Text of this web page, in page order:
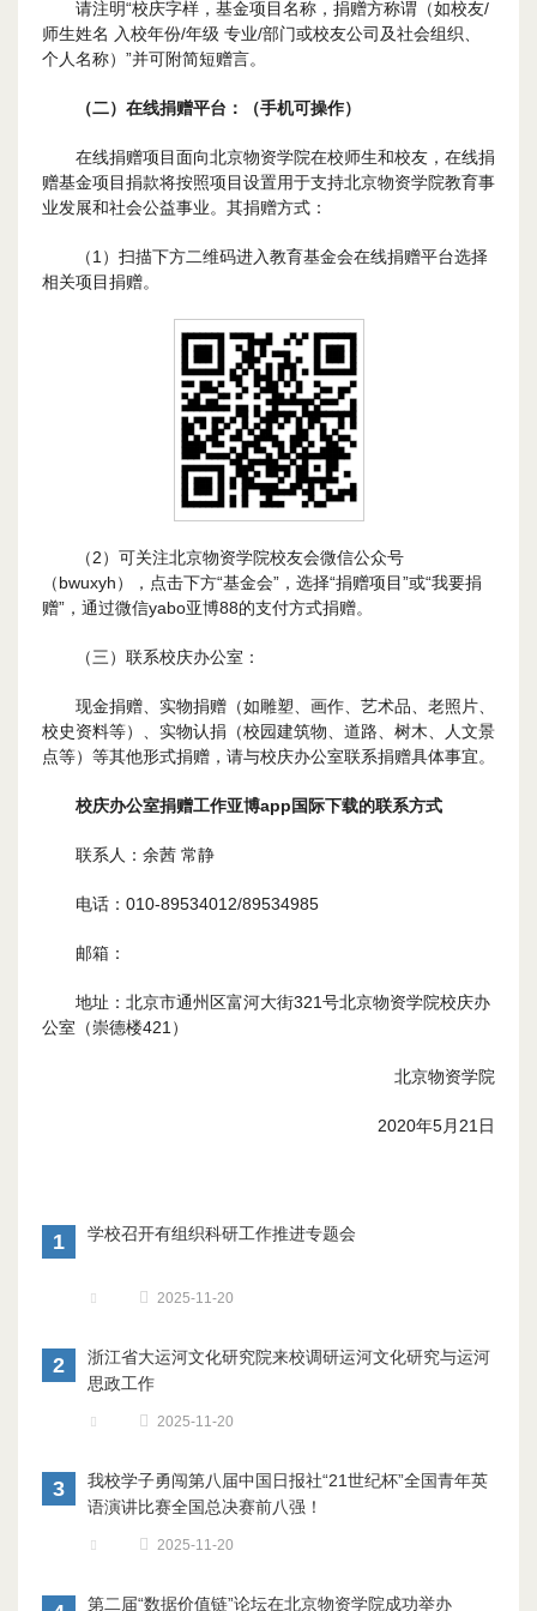
请注明“校庆字样，基金项目名称，捐赠方称谓（如校友/
师生姓名 入校年份/年级 专业/部门或校友公司及社会组织、
个人名称）”并可附简短赠言。
（二）在线捐赠平台：（手机可操作）
在线捐赠项目面向北京物资学院在校师生和校友，在线捐
赠基金项目捐款将按照项目设置用于支持北京物资学院教育事
业发展和社会公益事业。其捐赠方式：
（1）扫描下方二维码进入教育基金会在线捐赠平台选择
相关项目捐赠。
（2）可关注北京物资学院校友会微信公众号
（bwuxyh），点击下方“基金会”，选择“捐赠项目”或“我要捐
赠”，通过微信yabo亚博88的支付方式捐赠。
（三）联系校庆办公室：
现金捐赠、实物捐赠（如雕塑、画作、艺术品、老照片、
校史资料等）、实物认捐（校园建筑物、道路、树木、人文景
点等）等其他形式捐赠，请与校庆办公室联系捐赠具体事宜。
校庆办公室捐赠工作亚博app国际下载的联系方式
联系人：余茜 常静
电话：010-89534012/89534985
邮箱：
地址：北京市通州区富河大街321号北京物资学院校庆办
公室（崇德楼421）
北京物资学院
2020年5月21日
1 学校召开有组织科研工作推进专题会
2025-11-20
2
浙江省大运河文化研究院来校调研运河文化研究与运河
思政工作
2025-11-20
3
我校学子勇闯第八届中国日报社“21世纪杯”全国青年英
语演讲比赛全国总决赛前八强！
2025-11-20
第二届“数据价值链”论坛在北京物资学院成功举办